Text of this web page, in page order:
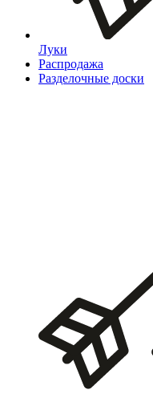
Луки
Распродажа
Разделочные доски